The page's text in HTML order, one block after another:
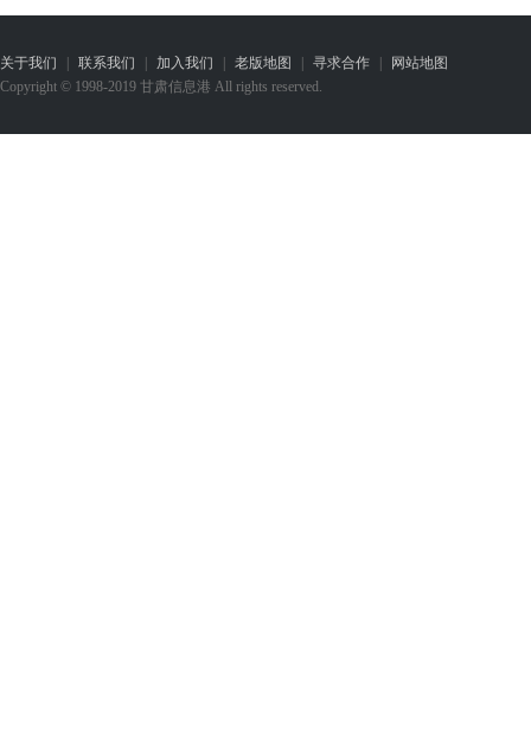
关于我们 | 联系我们 | 加入我们 | 老版地图 | 寻求合作 |
网站地图
Copyright © 1998-2019 甘肃信息港 All rights reserved.